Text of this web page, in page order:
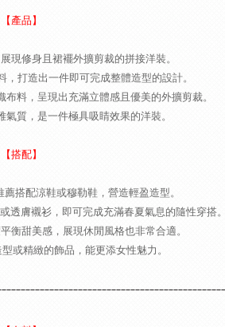
【產品】
現修身且裙襬外擴剪裁的拼接洋裝。
打造出一件即可完成整體造型的設計。
料，呈現出充滿立體感且優美的外擴剪裁。
質，是一件極具吸睛效果的洋裝。
【搭配】
搭配涼鞋或穆勒鞋，營造輕盈造型。
透膚襯衫，即可完成充滿春夏氣息的隨性穿搭。
衡甜美感，展現休閒風格也非常合適。
或精緻的飾品，能更添女性魅力。